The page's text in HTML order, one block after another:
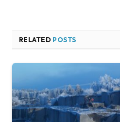
RELATED POSTS